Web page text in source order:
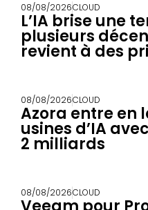
08/08/2026CLOUD
L’IA brise une
plusieurs
revient à des
08/08/2026CLOUD
Azora entre en
usines d’IA
2 milliards
08/08/2026CLOUD